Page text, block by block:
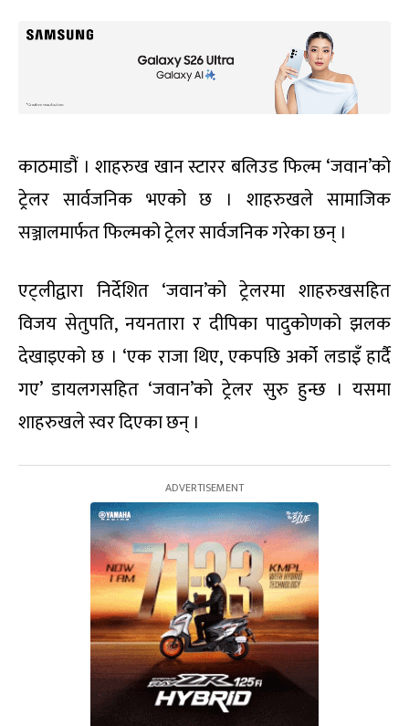
काठमाडौं । शाहरुख खान स्टारर बलिउड फिल्म ‘जवान’को
ट्रेलर सार्वजनिक भएको छ । शाहरुखले सामाजिक
सञ्जालमार्फत फिल्मको ट्रेलर सार्वजनिक गरेका छन् ।
एट्लीद्वारा निर्देशित ‘जवान’को ट्रेलरमा शाहरुखसहित
विजय सेतुपति, नयनतारा र दीपिका पादुकोणको झलक
देखाइएको छ । ‘एक राजा थिए, एकपछि अर्को लडाइँ हार्दै
गए’ डायलगसहित ‘जवान’को ट्रेलर सुरु हुन्छ । यसमा
शाहरुखले स्वर दिएका छन् ।